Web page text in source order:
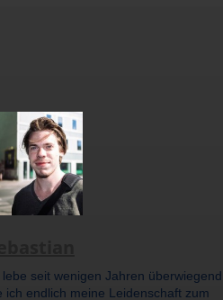
seit wenigen Jahren überwiegend
ich endlich meine Leidenschaft zum